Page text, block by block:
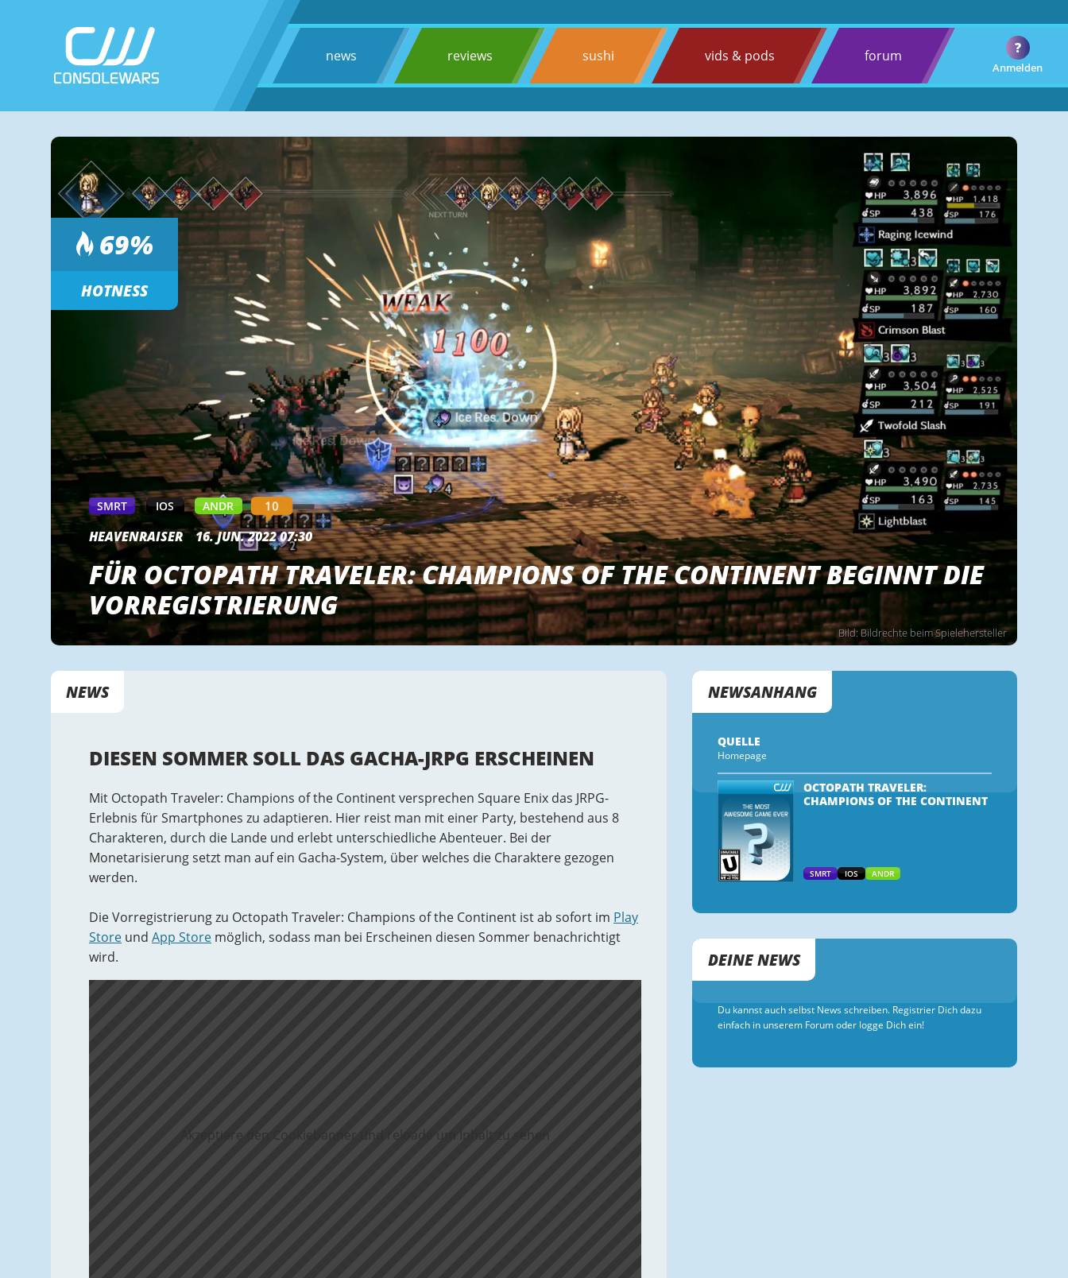
news reviews sushi vids & pods forum
Anmelden
?
Bild: Bildrechte beim Spielehersteller
69%
HOTNESS
SMRT IOS ANDR 10
HEAVENRAISER 16. JUN. 2022 07:30
FÜR OCTOPATH TRAVELER: CHAMPIONS OF THE CONTINENT BEGINNT DIE
VORREGISTRIERUNG
NEWS
DIESEN SOMMER SOLL DAS GACHA-JRPG ERSCHEINEN
Mit Octopath Traveler: Champions of the Continent versprechen Square Enix das JRPG-
Erlebnis für Smartphones zu adaptieren. Hier reist man mit einer Party, bestehend aus 8
Charakteren, durch die Lande und erlebt unterschiedliche Abenteuer. Bei der
Monetarisierung setzt man auf ein Gacha-System, über welches die Charaktere gezogen
werden.
Die Vorregistrierung zu Octopath Traveler: Champions of the Continent ist ab sofort im Play
Store und App Store möglich, sodass man bei Erscheinen diesen Sommer benachrichtigt
wird.
Akzeptiere den Cookiebanner und reloade um Inhalt zu sehen
NEWSANHANG
QUELLE
Homepage
OCTOPATH TRAVELER:
CHAMPIONS OF THE CONTINENT
SMRT IOS ANDR
DEINE NEWS
Du kannst auch selbst News schreiben. Registrier Dich dazu
einfach in unserem Forum oder logge Dich ein!